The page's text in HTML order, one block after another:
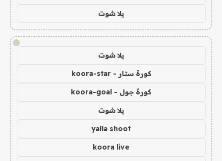
يلا شوت
!
يلا شوت
كورة ستار - koora-star
كورة جول - koora-goal
يلا شوت
yalla shoot
koora live